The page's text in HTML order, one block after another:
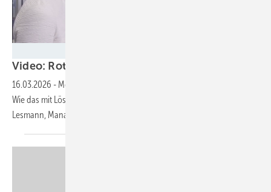
Video: Rotorblattüberwachung sorgt für lange
16.03.2026 - Mehr Ertrag, weniger Schäden, längere Lebensdauer:
Wie das mit Lösungen von Phoenix Contact möglich ist, erklärt Nils
Lesmann, Manager Product Services